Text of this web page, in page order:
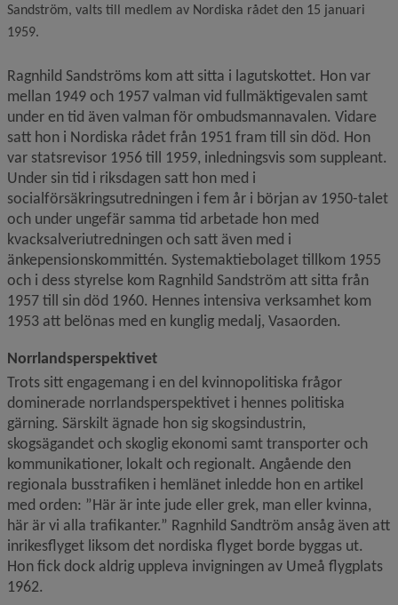
Sandström, valts till medlem av Nordiska rådet den 15 januari
1959.
Ragnhild Sandströms kom att sitta i lagutskottet. Hon var
mellan 1949 och 1957 valman vid fullmäktigevalen samt
under en tid även valman för ombudsmannavalen. Vidare
satt hon i Nordiska rådet från 1951 fram till sin död. Hon
var statsrevisor 1956 till 1959, inledningsvis som suppleant.
Under sin tid i riksdagen satt hon med i
socialförsäkringsutredningen i fem år i början av 1950-talet
och under ungefär samma tid arbetade hon med
kvacksalveriutredningen och satt även med i
änkepensionskommittén. Systemaktiebolaget tillkom 1955
och i dess styrelse kom Ragnhild Sandström att sitta från
1957 till sin död 1960. Hennes intensiva verksamhet kom
1953 att belönas med en kunglig medalj, Vasaorden.
Norrlandsperspektivet
Trots sitt engagemang i en del kvinnopolitiska frågor
dominerade norrlandsperspektivet i hennes politiska
gärning. Särskilt ägnade hon sig skogsindustrin,
skogsägandet och skoglig ekonomi samt transporter och
kommunikationer, lokalt och regionalt. Angående den
regionala busstrafiken i hemlänet inledde hon en artikel
med orden: ”Här är inte jude eller grek, man eller kvinna,
här är vi alla trafikanter.” Ragnhild Sandtröm ansåg även att
inrikesflyget liksom det nordiska flyget borde byggas ut.
Hon fick dock aldrig uppleva invigningen av Umeå flygplats
1962.